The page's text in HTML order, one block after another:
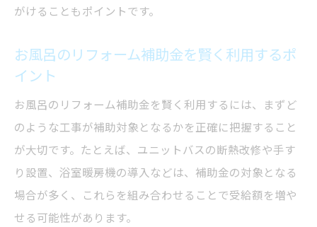
がけることもポイントです。
お風呂のリフォーム補助金を賢く利用するポ
イント
お風呂のリフォーム補助金を賢く利用するには、まずど
のような工事が補助対象となるかを正確に把握すること
が大切です。たとえば、ユニットバスの断熱改修や手す
り設置、浴室暖房機の導入などは、補助金の対象となる
場合が多く、これらを組み合わせることで受給額を増や
せる可能性があります。